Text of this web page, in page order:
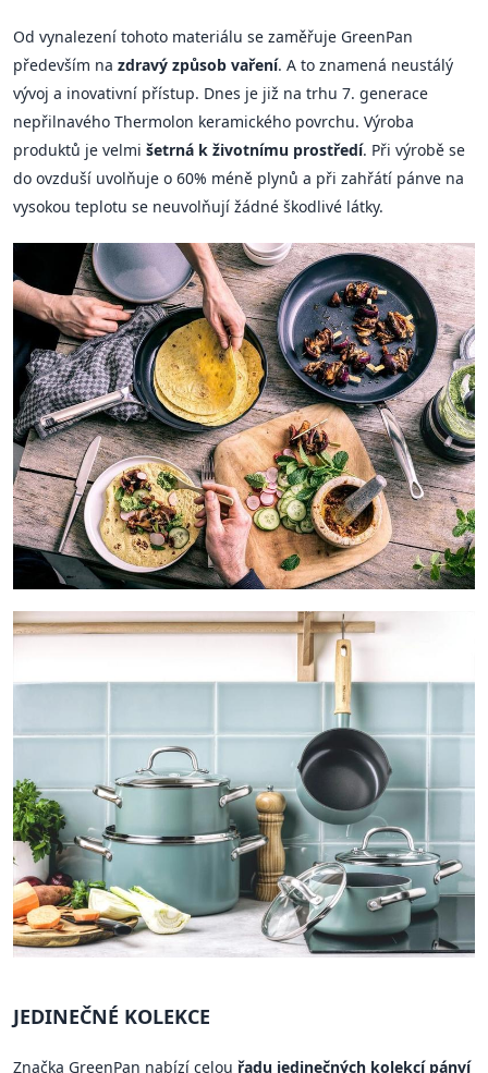
Od vynalezení tohoto materiálu se zaměřuje GreenPan
především na zdravý způsob vaření. A to znamená neustálý
vývoj a inovativní přístup. Dnes je již na trhu 7. generace
nepřilnavého Thermolon keramického povrchu. Výroba
produktů je velmi šetrná k životnímu prostředí. Při výrobě se
do ovzduší uvolňuje o 60% méně plynů a při zahřátí pánve na
vysokou teplotu se neuvolňují žádné škodlivé látky.
JEDINEČNÉ KOLEKCE
Značka GreenPan nabízí celou řadu jedinečných kolekcí pánví